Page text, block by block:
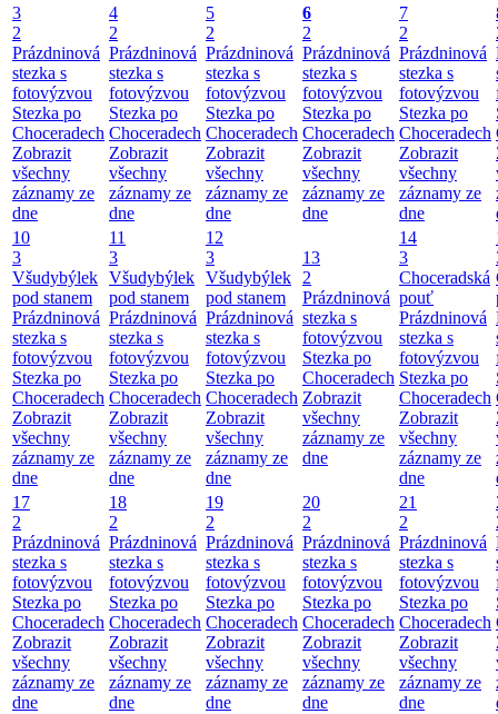
3
2
Prázdninová
stezka s
fotovýzvou
Stezka po
Choceradech
Zobrazit
všechny
záznamy ze
dne
4
2
Prázdninová
stezka s
fotovýzvou
Stezka po
Choceradech
Zobrazit
všechny
záznamy ze
dne
5
2
Prázdninová
stezka s
fotovýzvou
Stezka po
Choceradech
Zobrazit
všechny
záznamy ze
dne
6
2
Prázdninová
stezka s
fotovýzvou
Stezka po
Choceradech
Zobrazit
všechny
záznamy ze
dne
7
2
Prázdninová
stezka s
fotovýzvou
Stezka po
Choceradech
Zobrazit
všechny
záznamy ze
dne
10
3
Všudybýlek
pod stanem
Prázdninová
stezka s
fotovýzvou
Stezka po
Choceradech
Zobrazit
všechny
záznamy ze
dne
11
3
Všudybýlek
pod stanem
Prázdninová
stezka s
fotovýzvou
Stezka po
Choceradech
Zobrazit
všechny
záznamy ze
dne
12
3
Všudybýlek
pod stanem
Prázdninová
stezka s
fotovýzvou
Stezka po
Choceradech
Zobrazit
všechny
záznamy ze
dne
13
2
Prázdninová
stezka s
fotovýzvou
Stezka po
Choceradech
Zobrazit
všechny
záznamy ze
dne
14
3
Choceradská
pouť
Prázdninová
stezka s
fotovýzvou
Stezka po
Choceradech
Zobrazit
všechny
záznamy ze
dne
17
2
Prázdninová
stezka s
fotovýzvou
Stezka po
Choceradech
Zobrazit
všechny
záznamy ze
dne
18
2
Prázdninová
stezka s
fotovýzvou
Stezka po
Choceradech
Zobrazit
všechny
záznamy ze
dne
19
2
Prázdninová
stezka s
fotovýzvou
Stezka po
Choceradech
Zobrazit
všechny
záznamy ze
dne
20
2
Prázdninová
stezka s
fotovýzvou
Stezka po
Choceradech
Zobrazit
všechny
záznamy ze
dne
21
2
Prázdninová
stezka s
fotovýzvou
Stezka po
Choceradech
Zobrazit
všechny
záznamy ze
dne